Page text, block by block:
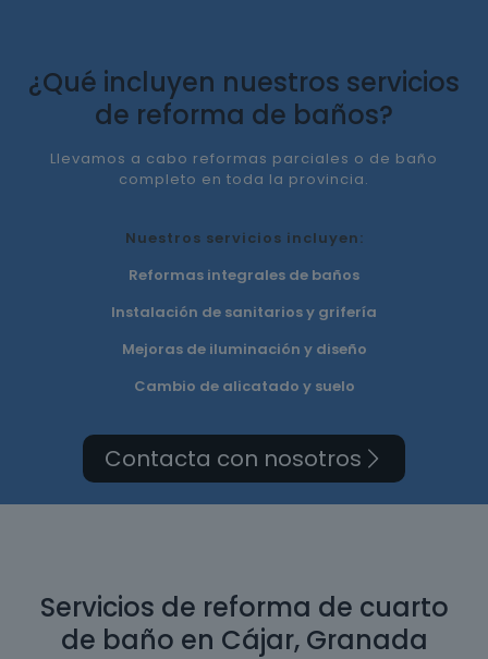
¿Qué incluyen nuestros servicios
de reforma de baños?
Llevamos a cabo reformas parciales o de baño
completo en toda la provincia.
Nuestros servicios incluyen:
Reformas integrales de baños
Instalación de sanitarios y grifería
Mejoras de iluminación y diseño
Cambio de alicatado y suelo
Contacta con nosotros
Servicios de reforma de cuarto
de baño en Cájar, Granada